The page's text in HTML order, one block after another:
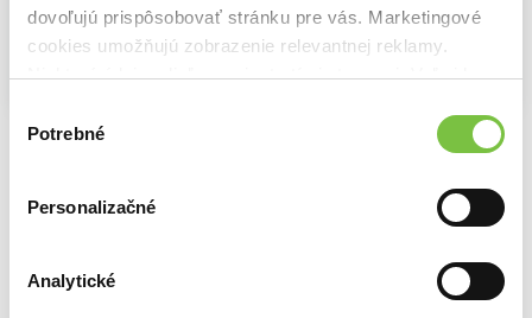
dovoľujú prispôsobovať stránku pre vás. Marketingové
cookies umožňujú zobrazenie relevantnej reklamy.
Niektoré údaje zdieľame aj s tretími stranami. Veľmi by
cookies.
súhlasu
Potrebné
Personalizačné
Analytické
Stegosaurus 3D Puzzle-Ball: Disney Stitch
14,40€